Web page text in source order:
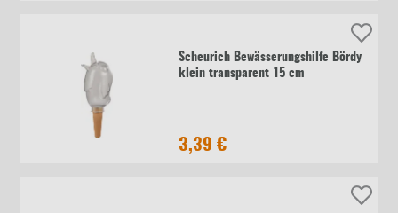
Scheurich Bewässerungshilfe Bördy
klein transparent 15 cm
3,39 €